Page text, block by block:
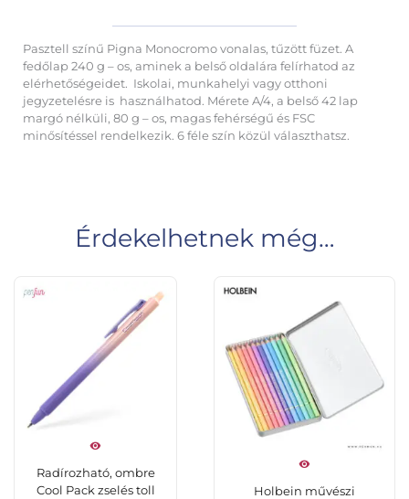
Pasztell színű Pigna Monocromo vonalas, tűzött füzet. A
fedőlap 240 g – os, aminek a belső oldalára felírhatod az
elérhetőségeidet. Iskolai, munkahelyi vagy otthoni
jegyzetelésre is használhatod. Mérete A/4, a belső 42 lap
margó nélküli, 80 g – os, magas fehérségű és FSC
minősítéssel rendelkezik. 6 féle szín közül választhatsz.
Érdekelhetnek még…
Radírozható, ombre
Cool Pack zselés toll
Holbein művészi